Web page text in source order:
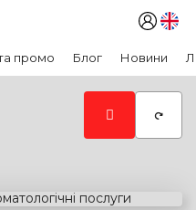
та промо Блог Новини